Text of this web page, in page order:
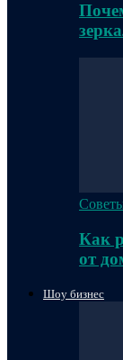
Как
от
Шоу бизнес